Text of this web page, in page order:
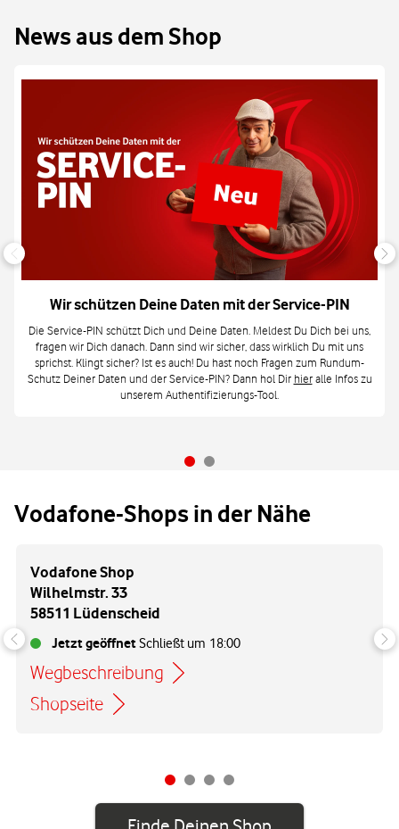
News aus dem Shop
Wir schützen Deine Daten mit der Service-PIN
Die Service-PIN schützt Dich und Deine Daten. Meldest Du Dich bei uns,
fragen wir Dich danach. Dann sind wir sicher, dass wirklich Du mit uns
sprichst. Klingt sicher? Ist es auch! Du hast noch Fragen zum Rundum-
Schutz Deiner Daten und der Service-PIN? Dann hol Dir hieralle Infos zu
unserem Authentifizierungs-Tool.
Vodafone-Shops in der Nähe
Vodafone Shop
Wilhelmstr. 33
58511 Lüdenscheid
Jetzt geöffnetSchließt um 18:00
Wegbeschreibung
Link öffnet in einem neuen Tab
Shopseite